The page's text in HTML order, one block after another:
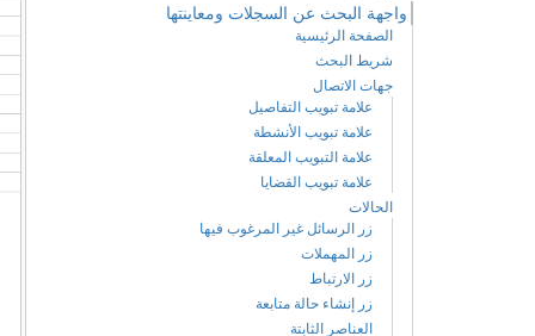
واجهة البحث عن السجلات ومعاينتها
الصفحة الرئيسية
شريط البحث
جهات الاتصال
علامة تبويب التفاصيل
علامة تبويب الأنشطة
علامة التبويب المعلقة
علامة تبويب القضايا
الحالات
زر الرسائل غير المرغوب فيها
زر المهملات
زر الارتباط
زر إنشاء حالة متابعة
العناصر الثابتة